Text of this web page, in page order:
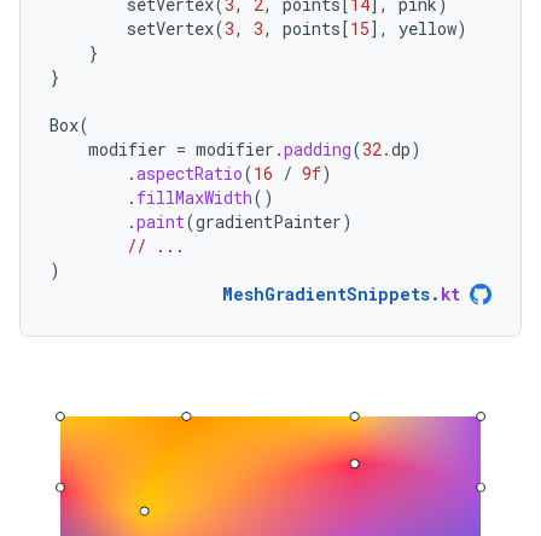
setVertex(3, 3, points[15] , yellow)
}
}
Box(
modifier = modifier .padding(32.dp)
.aspectRatio(16 / 9f)
. fillMaxWidth()
.paint(gradientPainter)
// ...
)
MeshGradientSnippets. kt